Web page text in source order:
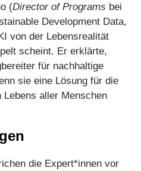
(Director of Programs bei
Development Data,
von der Lebensrealität
scheint. Er erklärte,
für nachhaltige
sie eine Lösung für die
aller Menschen
die Expert*innen vor